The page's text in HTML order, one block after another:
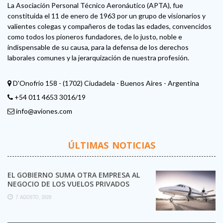
La Asociación Personal Técnico Aeronáutico (APTA), fue
constituida el 11 de enero de 1963 por un grupo de visionarios y
valientes colegas y compañeros de todas las edades, convencidos
como todos los pioneros fundadores, de lo justo, noble e
indispensable de su causa, para la defensa de los derechos
laborales comunes y la jerarquización de nuestra profesión.
D'Onofrio 158 - (1702) Ciudadela - Buenos Aires - Argentina
+54 011 4653 3016/19
info@aviones.com
ÚLTIMAS NOTICIAS
EL GOBIERNO SUMA OTRA EMPRESA AL
NEGOCIO DE LOS VUELOS PRIVADOS
7 AGOSTO, 2026